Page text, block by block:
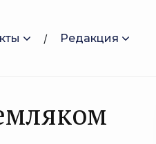
Редакция